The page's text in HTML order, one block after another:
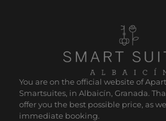
You are on the official website of
Smartsuites, in Albaicín, Granada.
offer you the best possible price, as
immediate booking.